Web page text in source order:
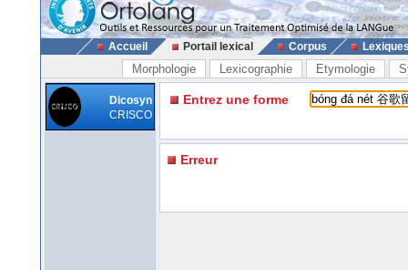
Accueil Portail lexical Corpus
Morphologie Lexicographie Etymologie
Dicosyn
CRISCO
Entrez une forme
Erreur